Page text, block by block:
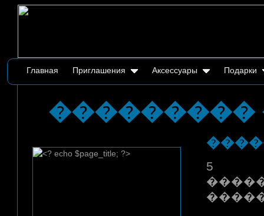
���������
5
Главная Приглашения Аксессуары Подарки